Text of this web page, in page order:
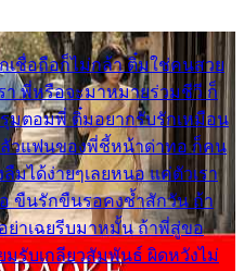
เชื่อถือก็ไม่กล้า ติ๋มใช่คนสวย
า พี่หรือจะมาหมายร่วมชีวี ก็
มตอมพี่ ติ๋มอยากรับรักเหมือน
วแฟนของพี่ชี้หน้าด่าทอ ก็คน
มได้ง่ายๆเลยหนอ แค่ตัวเรา
ขืนรักขืนรอคงช้ำสักวัน ถ้า
ย่าเฉยรีบมาหมั้น ถ้าพี่สู่ขอ
มรับเกลียวสัมพันธ์ ผิดหวังไม่